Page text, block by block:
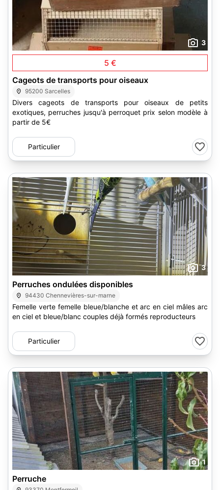
3
5 €
Cageots de transports pour oiseaux
95200 Sarcelles
Divers cageots de transports pour oiseaux de petits
exotiques, perruches jusqu'à perroquet prix selon modèle à
partir de 5€
Particulier
3
Perruches ondulées disponibles
94430 Chennevières-sur-marne
Femelle verte femelle bleue/blanche et arc en ciel mâles arc
en ciel et bleue/blanc couples déjà formés reproducteurs
Particulier
1
Perruche